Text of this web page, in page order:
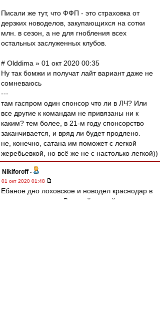
Писали же тут, что ФФП - это страховка от
дерзких новоделов, закупающихся на сотки
млн. в сезон, а не для гнобления всех
остальных заслуженных клубов.
# Olddima » 01 окт 2020 00:35
Ну так бомжи и получат лайт вариант даже не
сомневаюсь
---
там гаспром один спонсор что ли в ЛЧ? Или
все другие к командам не привязаны ни к
каким? тем более, в 21-м году спонсорство
заканчивается, и вряд ли будет продлено.
не, конечно, сатана им поможет с легкой
жеребьевкой, но всё же не с настолько легкой))
Nikiforoff -
01 окт 2020 01:48
Ебаное дно лоховское и новодел краснодар в
лиге чемпионов, а Великий, сытый и